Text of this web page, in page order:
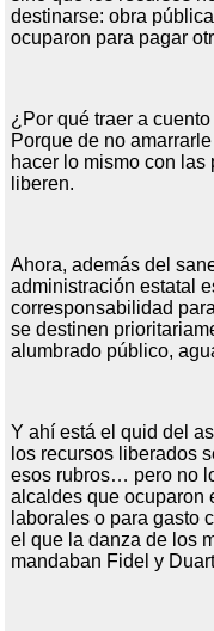
destinarse: obra
ocuparon para pagar
¿Por qué traer a
Porque de no
hacer lo mismo con
liberen.
Ahora, además del
administración estatal
corresponsabilidad
se destinen
alumbrado público,
Y ahí está el quid del
los recursos liberados
esos rubros… pero no
alcaldes que ocuparon
laborales o para gasto
el que la danza de los
mandaban Fidel y